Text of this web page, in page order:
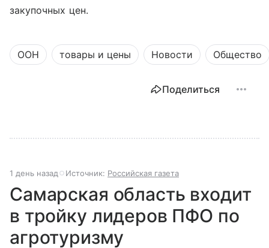
закупочных цен.
ООН товары и цены Новости Общество
Поделиться
1 день назад Источник: Российская газета
Самарская область входит
в тройку лидеров ПФО по
агротуризму